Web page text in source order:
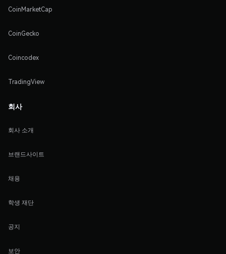
CoinMarketCap
CoinGecko
Coincodex
TradingView
회사
회사 소개
브랜드사이트
채용
학생 재단
공지
보안